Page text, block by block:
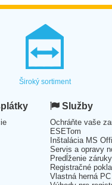
Široký sortiment
Služby
Ochráňte vaše
ESETom
Inštalácia MS
Servis a opravy
Predĺženie záruky
Registračné
Vlastná herná